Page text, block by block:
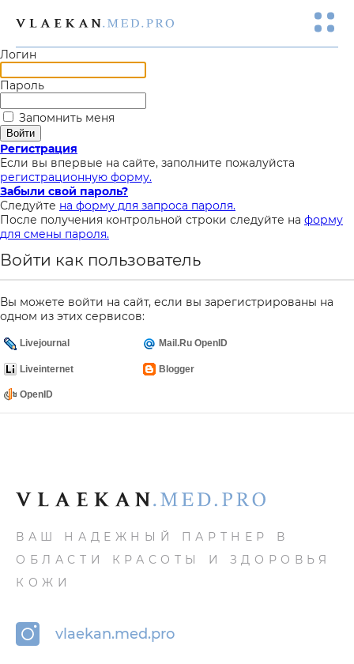
Логин
Пароль
Запомнить меня
Регистрация
Если вы впервые на сайте, заполните пожалуйста
регистрационную форму.
Забыли свой пароль?
Следуйте на форму для запроса пароля.
После получения контрольной строки следуйте на форму
для смены пароля.
Войти как пользователь
Вы можете войти на сайт, если вы зарегистрированы на
одном из этих сервисов:
Livejournal Mail.Ru OpenID
Liveinternet Blogger
OpenID
ВАШ НАДЕЖНЫЙ ПАРТНЕР В
ОБЛАСТИ КРАСОТЫ И ЗДОРОВЬЯ
КОЖИ
vlaekan.med.pro